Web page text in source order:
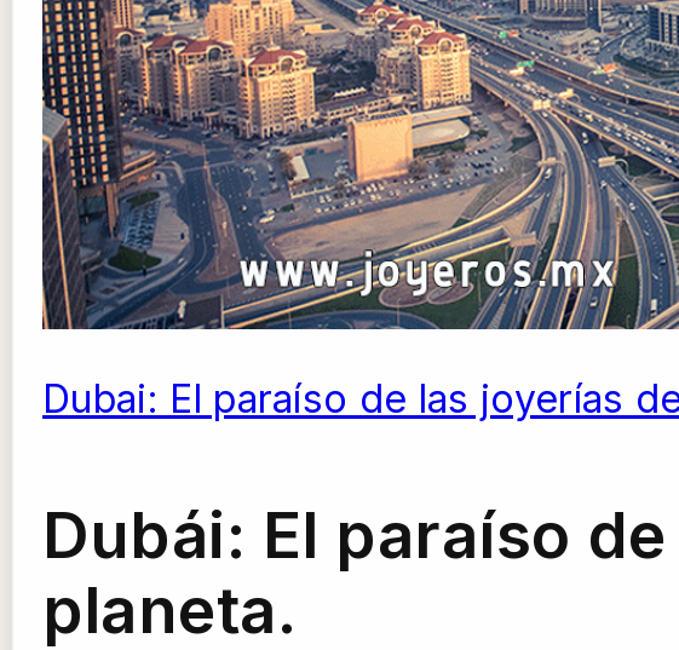
Dubai: El paraíso de las joyerías
Dubái: El paraíso
planeta.